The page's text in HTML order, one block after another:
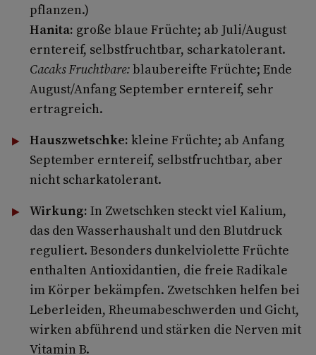
pflanzen.)
Hanita: große blaue Früchte; ab Juli/August
erntereif, selbstfruchtbar, scharkatolerant.
Cacaks Fruchtbare:blaubereifte Früchte; Ende
August/Anfang September erntereif, sehr
ertragreich.
Hauszwetschke: kleine Früchte; ab Anfang
September erntereif, selbstfruchtbar, aber
nicht scharkatolerant.
Wirkung: In Zwetschken steckt viel Kalium,
das den Wasserhaushalt und den Blutdruck
reguliert. Besonders dunkelviolette Früchte
enthalten Antioxidantien, die freie Radikale
im Körper bekämpfen. Zwetschken helfen bei
Leberleiden, Rheumabeschwerden und Gicht,
wirken abführend und stärken die Nerven mit
Vitamin B.